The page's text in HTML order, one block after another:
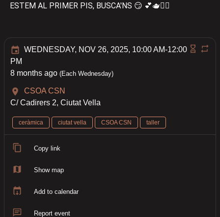
ESTEM AL PRIMER PIS, BUSCA'NS 😏 💕🫖🏴‍☠
WEDNESDAY, NOV 26, 2025, 10:00 AM-12:00
PM
8 months ago (Each Wednesday)
CSOA CSN
C/ Cadirers 2, Ciutat Vella
ceràmica ciutat vella CSOA CSN taller
Copy link
Show map
Add to calendar
Report event